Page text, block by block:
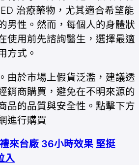
治療藥物，尤其適合希望能
男性。然而，每個人的身體狀
使用前先諮詢醫生，選擇最適
方式。
由於市場上假貨泛濫，建議透
銷商購買，避免在不明來源的
品的品質與安全性。點擊下方
進行購買
來台廠 36小時效果 堅挺
入